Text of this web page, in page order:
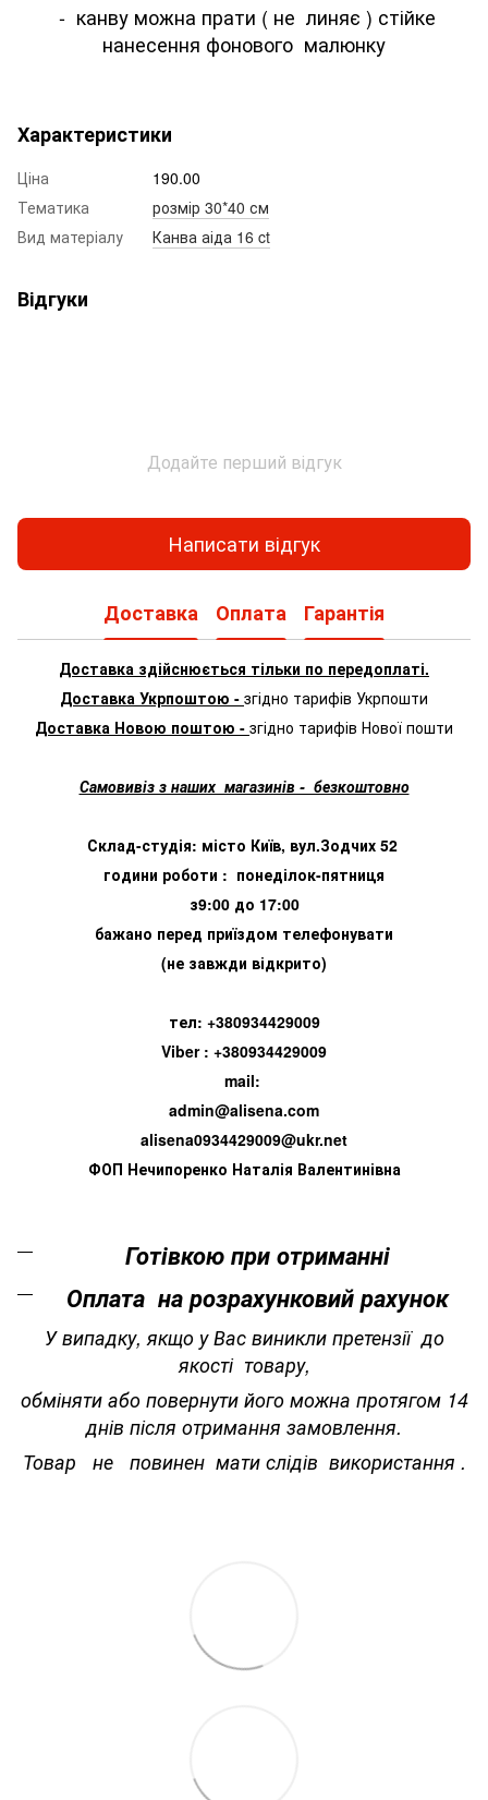
- канву можна прати ( не линяє ) стійке
нанесення фонового малюнку
Характеристики
Ціна
190.00
Тематика
розмір 30*40 см
Вид матеріалу
Канва аіда 16 ct
Відгуки
Додайте перший відгук
Написати відгук
Доставка Оплата Гарантія
Доставка здійснюється тільки по передоплаті.
Доставка Укрпоштою - згідно тарифів Укрпошти
Доставка Новою поштою - згідно тарифів Нової пошти
Самовивіз з наших магазинів - безкоштовно
Склад-студія: місто Київ, вул.Зодчих 52
години роботи : понеділок-пятниця
з9:00 до 17:00
бажано перед приїздом телефонувати
(не завжди відкрито)
тел: +380934429009
Viber : +380934429009
mail:
admin@alisena.com
alisena0934429009@ukr.net
ФОП Нечипоренко Наталія Валентинівна
Готівкою при отриманні
Оплата на розрахунковий рахунок
У випадку, якщо у Вас виникли претензії до
якості товару,
обміняти або повернути його можна протягом 14
днів після отримання замовлення.
Товар не повинен мати слідів використання .